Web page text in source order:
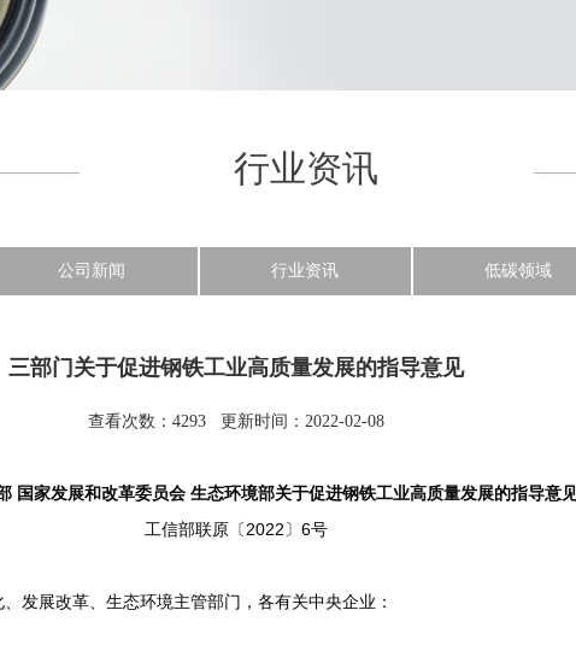
行业资讯
公司新闻 行业资讯 低碳领域
三部门关于促进钢铁工业高质量发展的指导意见
查看次数：4293 更新时间：2022-02-08
国家发展和改革委员会 生态环境部关于促进钢铁工业高质量发展的指导意
工信部联原〔2022〕6号
发展改革、生态环境主管部门，各有关中央企业：